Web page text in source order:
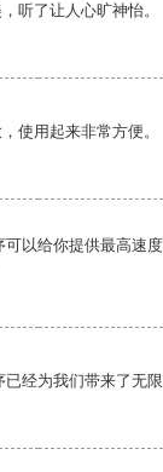
听了让人心旷神怡。
使用起来非常方便。
以给你提供最高速
经为我们带来了无限